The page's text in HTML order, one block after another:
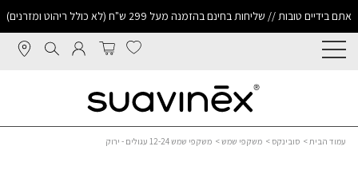
אתם בידיים טובות // שליחות בחינם בהזמנה מעל 299 ש"ח (לא כולל ריהוט ומזרנים)
עמוד הבית> סובינקס > משקפי שמש> משקפי שמש 12-24 עגולים - ירוק